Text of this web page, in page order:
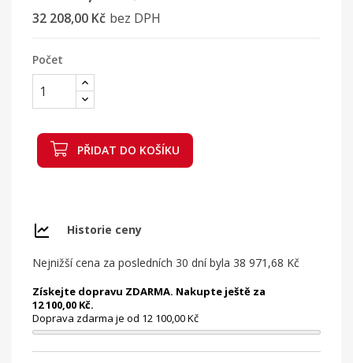
32 208,00 Kč bez DPH
Počet
PŘIDAT DO KOŠÍKU
Historie ceny
Nejnižší cena za posledních 30 dní byla 38 971,68 Kč
Získejte dopravu ZDARMA. Nakupte ještě za
12 100,00 Kč.
Doprava zdarma je od 12 100,00 Kč